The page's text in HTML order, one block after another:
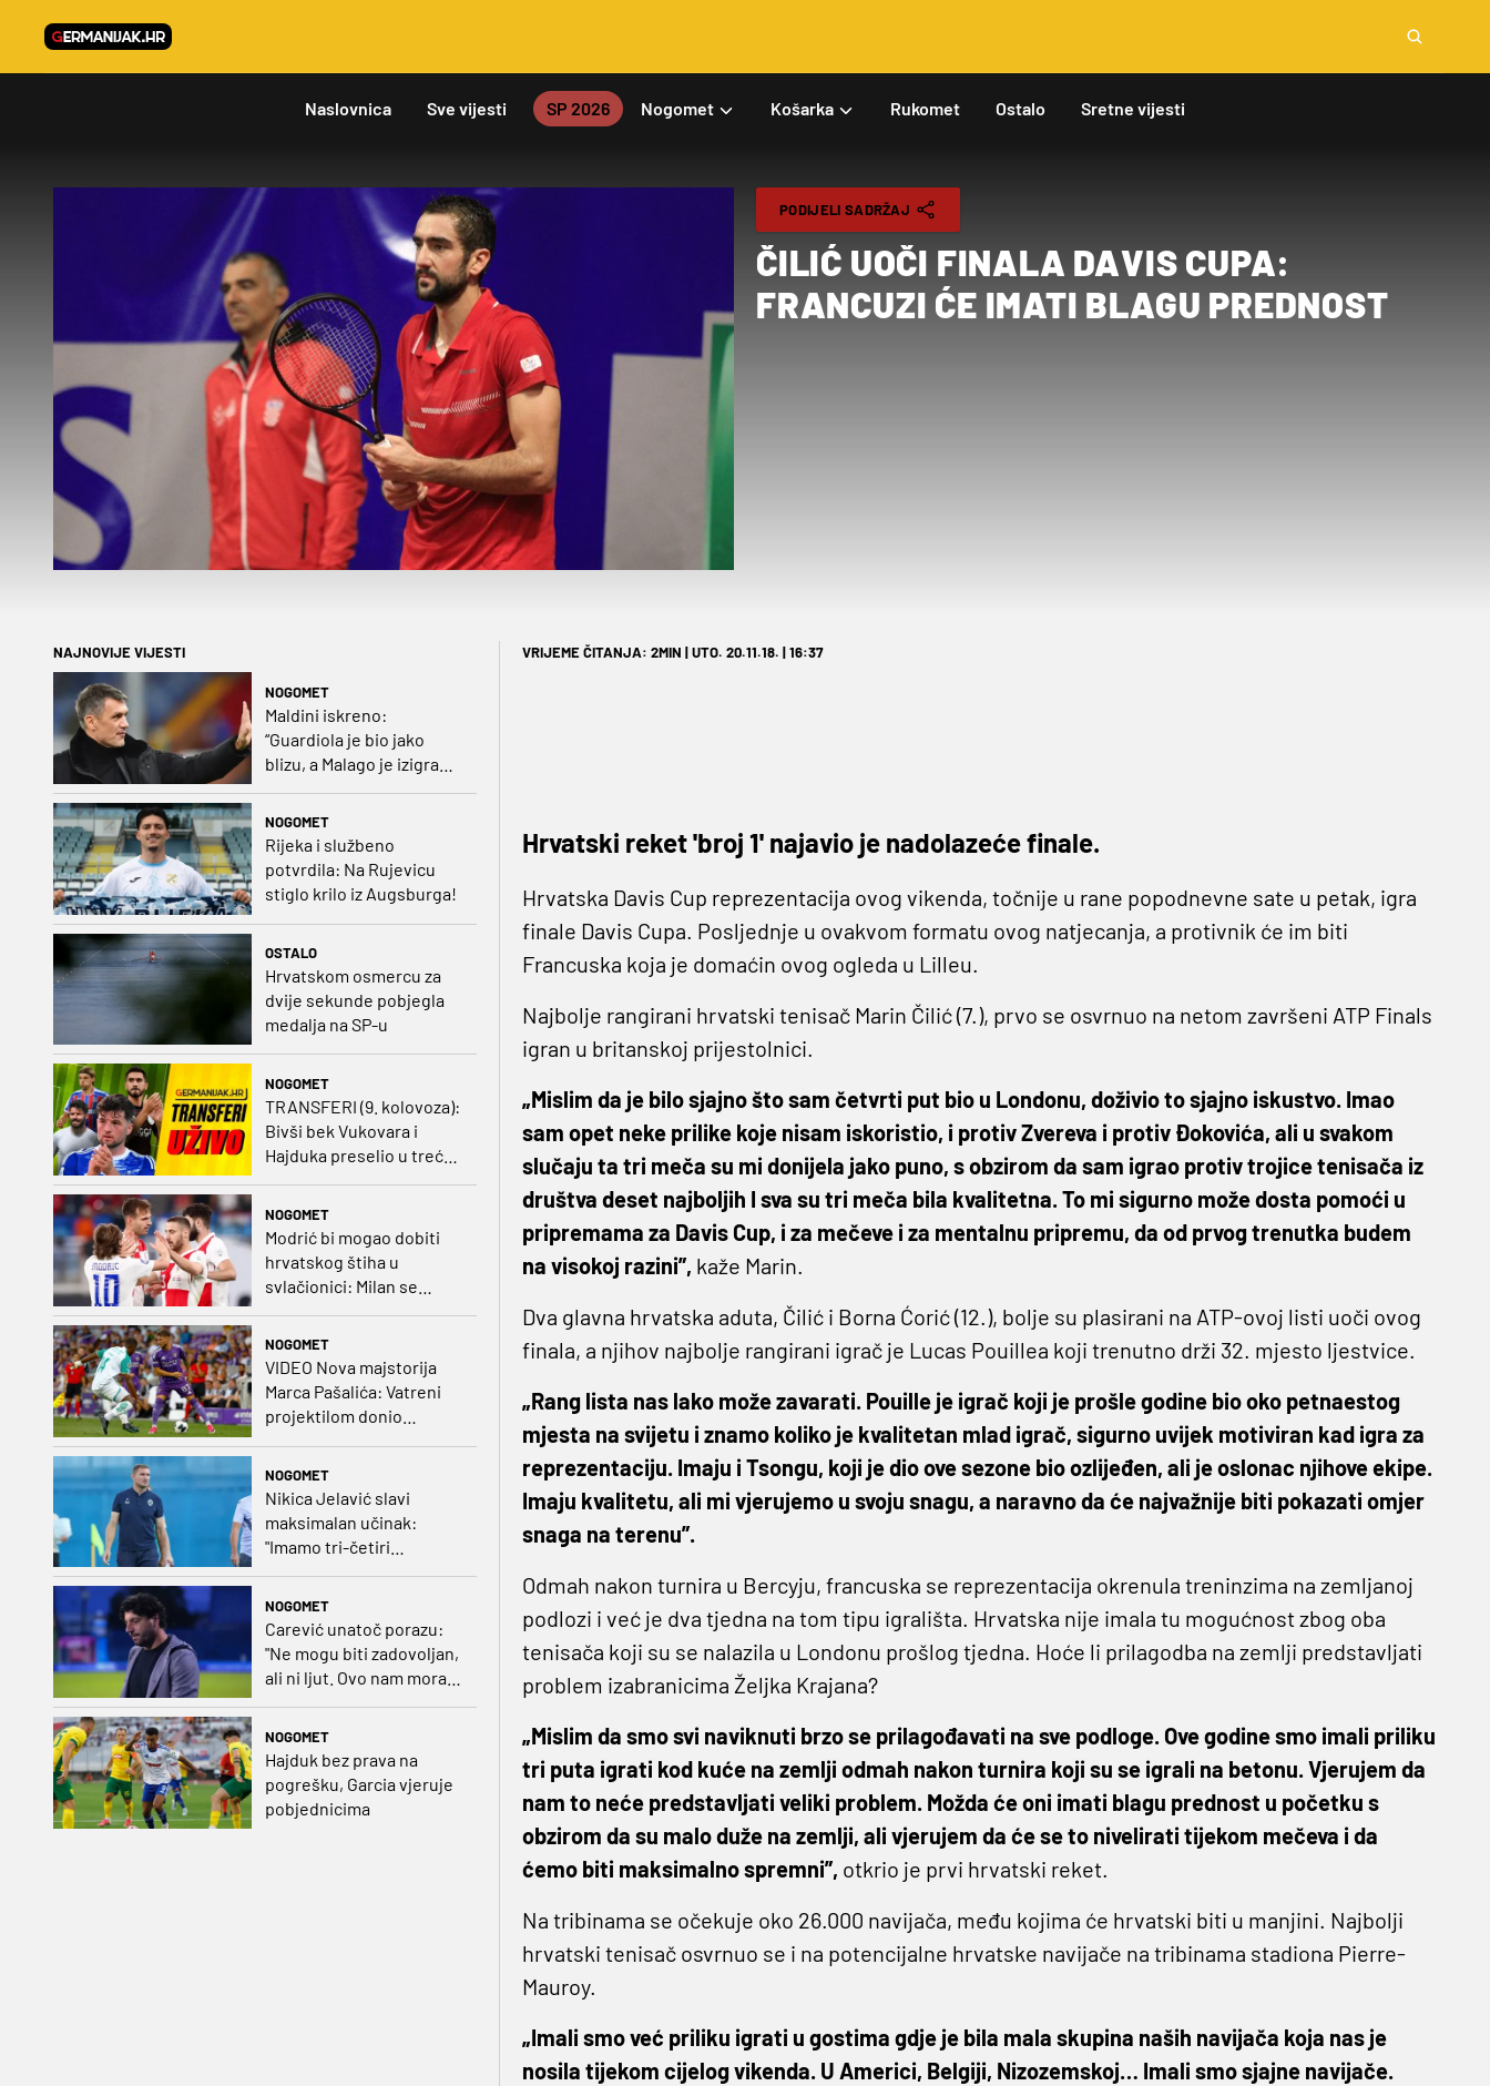
Naslovnica Sve vijesti SP 2026 Nogomet Košarka Rukomet Ostalo Sretne vijesti
PODIJELI SADRŽAJ
ČILIĆ UOČI FINALA DAVIS CUPA:
FRANCUZI ĆE IMATI BLAGU PREDNOST
NAJNOVIJE VIJESTI
NOGOMET
Maldini iskreno:
“Guardiola je bio jako
blizu, a Malago je izigrao
NOGOMET
Rijeka i službeno
potvrdila: Na Rujevicu
stiglo krilo iz Augsburga!
OSTALO
Hrvatskom osmercu za
dvije sekunde pobjegla
medalja na SP-u
NOGOMET
TRANSFERI (9. kolovoza):
Bivši bek Vukovara i
Hajduka preselio u treću
ligu, đakovački 'sin vjetra'
NOGOMET
Modrić bi mogao dobiti
hrvatskog štiha u
svlačionici: Milan se
NOGOMET
VIDEO Nova majstorija
Marca Pašalića: Vatreni
projektilom donio
NOGOMET
Nikica Jelavić slavi
maksimalan učinak:
"Imamo tri-četiri
senatora koji vode naš
NOGOMET
Carević unatoč porazu:
"Ne mogu biti zadovoljan,
ali ni ljut. Ovo nam mora
NOGOMET
Hajduk bez prava na
pogrešku, Garcia vjeruje
pobjednicima
VRIJEME ČITANJA: 2MIN | UTO. 20.11.18. | 16:37
Hrvatski reket 'broj 1' najavio je nadolazeće finale.
Hrvatska Davis Cup reprezentacija ovog vikenda, točnije u rane popodnevne sate u petak, igra
finale Davis Cupa. Posljednje u ovakvom formatu ovog natjecanja, a protivnik će im biti
Francuska koja je domaćin ovog ogleda u Lilleu.
Najbolje rangirani hrvatski tenisač Marin Čilić (7.), prvo se osvrnuo na netom završeni ATP Finals
igran u britanskoj prijestolnici.
„Mislim da je bilo sjajno što sam četvrti put bio u Londonu, doživio to sjajno iskustvo. Imao
sam opet neke prilike koje nisam iskoristio, i protiv Zvereva i protiv Đokovića, ali u svakom
slučaju ta tri meča su mi donijela jako puno, s obzirom da sam igrao protiv trojice tenisača iz
društva deset najboljih I sva su tri meča bila kvalitetna. To mi sigurno može dosta pomoći u
pripremama za Davis Cup, i za mečeve i za mentalnu pripremu, da od prvog trenutka budem
na visokoj razini”, kaže Marin.
Dva glavna hrvatska aduta, Čilić i Borna Ćorić (12.), bolje su plasirani na ATP-ovoj listi uoči ovog
finala, a njihov najbolje rangirani igrač je Lucas Pouillea koji trenutno drži 32. mjesto ljestvice.
„Rang lista nas lako može zavarati. Pouille je igrač koji je prošle godine bio oko petnaestog
mjesta na svijetu i znamo koliko je kvalitetan mlad igrač, sigurno uvijek motiviran kad igra za
reprezentaciju. Imaju i Tsongu, koji je dio ove sezone bio ozlijeđen, ali je oslonac njihove ekipe.
Imaju kvalitetu, ali mi vjerujemo u svoju snagu, a naravno da će najvažnije biti pokazati omjer
snaga na terenu”.
Odmah nakon turnira u Bercyju, francuska se reprezentacija okrenula treninzima na zemljanoj
podlozi i već je dva tjedna na tom tipu igrališta. Hrvatska nije imala tu mogućnost zbog oba
tenisača koji su se nalazila u Londonu prošlog tjedna. Hoće li prilagodba na zemlji predstavljati
problem izabranicima Željka Krajana?
„Mislim da smo svi naviknuti brzo se prilagođavati na sve podloge. Ove godine smo imali priliku
tri puta igrati kod kuće na zemlji odmah nakon turnira koji su se igrali na betonu. Vjerujem da
nam to neće predstavljati veliki problem. Možda će oni imati blagu prednost u početku s
obzirom da su malo duže na zemlji, ali vjerujem da će se to nivelirati tijekom mečeva i da
ćemo biti maksimalno spremni”, otkrio je prvi hrvatski reket.
Na tribinama se očekuje oko 26.000 navijača, među kojima će hrvatski biti u manjini. Najbolji
hrvatski tenisač osvrnuo se i na potencijalne hrvatske navijače na tribinama stadiona Pierre-
Mauroy.
„Imali smo već priliku igrati u gostima gdje je bila mala skupina naših navijača koja nas je
nosila tijekom cijelog vikenda. U Americi, Belgiji, Nizozemskoj… Imali smo sjajne navijače.